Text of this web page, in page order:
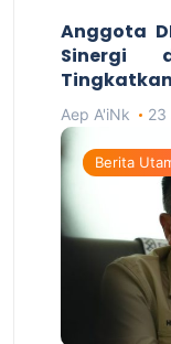
Anggota
Sinergi
Aep A'iNk 23
Berita